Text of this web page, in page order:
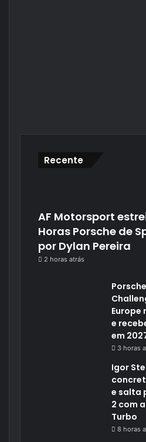
Recente
AF Motorsport
Horas Porsche de
por Dylan Pereira
2 horas atrás
Europe
e
em
3 horas
Igor
e salta
2 com a
Turbo
8 horas